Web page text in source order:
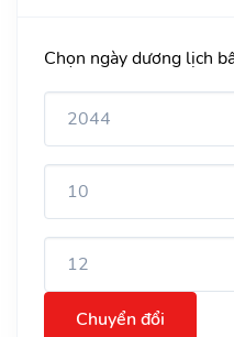
Chọn ngày dương lịch
Chuyển đổi